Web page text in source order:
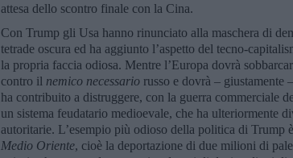
attesa dello scontro finale con la Cina.
Con Trump gli Usa hanno rinunciato alla maschera di
tetrade oscura ed ha aggiunto l’aspetto del tecno-
la propria faccia odiosa. Mentre l’Europa dovrà
contro il nemico necessario russo e dovrà – giustamente
ha contribuito a distruggere, con la guerra commerciale
un sistema feudatario medioevale, che ha ulteriormente
autoritarie. L’esempio più odioso della politica di Trump
Medio Oriente, cioè la deportazione di due milioni di